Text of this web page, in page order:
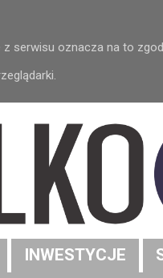
serwisu oznacza na to
INWESTYCJE